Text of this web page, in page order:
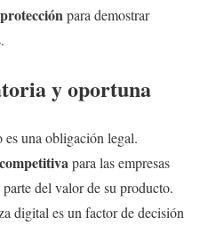
para demostrar
y oportuna
una obligación legal.
para las empresas
del valor de su producto.
digital es un factor de decisión